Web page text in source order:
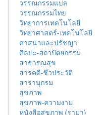
วรรณกรรมแปล
วรรณกรรมไทย
วิทยาการเทคโนโลยี
วิทยาศาสตร์-เทคโนโลยี
ศาสนาและปรัชญา
ศิลปะ-สถาปัตยกรรม
สาธารณสุข
สารคดี-ชีวประวัติ
สารานุกรม
สุขภาพ
สุขภาพ-ความงาม
หนังสือสุขภาพ (รามา)